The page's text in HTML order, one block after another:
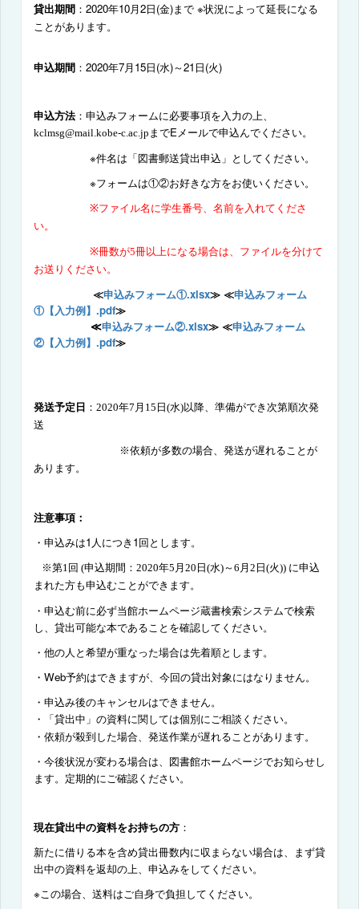
貸出期間 ： 2020年10月2日(金)まで ※状況によって延長になる
ことがあります。
申込期間 ： 2020年7月15日(水)～21 日(火)
申込方法：申込みフォームに必要事項を入力の上、
kclmsg@mail.kobe-c.ac.jp までE メールで申込んでください。
※件名は「図書郵送貸出申込」としてください。
※フォームは①②お好きな方をお使いください。
※ファイル名に学生番号、名前を入れてくださ
い。
※冊数が5冊以上になる場合は、ファイルを分けて
お送りください。
≪申込みフォーム①.xlsx≫ ≪申込みフォーム
①【入力例】.pdf≫
≪申込みフォーム②.xlsx≫ ≪申込みフォーム
②【入力例】.pdf≫
発送予定日 ： 2020年7 月 15 日 (水)以降、準備ができ次第順次発
送
※依頼が多数の場合、発送が遅れることが
あります。
注意事項：
・申込みは1人につき 1回とします。
※第1 回 (申込期間： 2020年5 月 20 日 (水)～6 月 2 日 (火)) に申込
まれた方も申込むことができます。
・申込む前に必ず当館ホームページ蔵書検索システムで検索
し、貸出可能な本であることを確認してください。
・他の人と希望が重なった場合は先着順とします。
・ Web予約はできますが、今回の貸出対象にはなりません。
・申込み後のキャンセルはできません。
・「貸出中」の資料に関しては個別にご相談ください。
・依頼が殺到した場合、発送作業が遅れることがあります。
・今後状況が変わる場合は、図書館ホームページでお知らせし
ます。定期的にご確認ください。
現在貸出中の資料をお持ちの方 ：
新たに借りる本を含め貸出冊数内に収まらない場合は、まず貸
出中の資料を返却の上、申込みをしてください。
※この場合、送料はご自身で負担してください。